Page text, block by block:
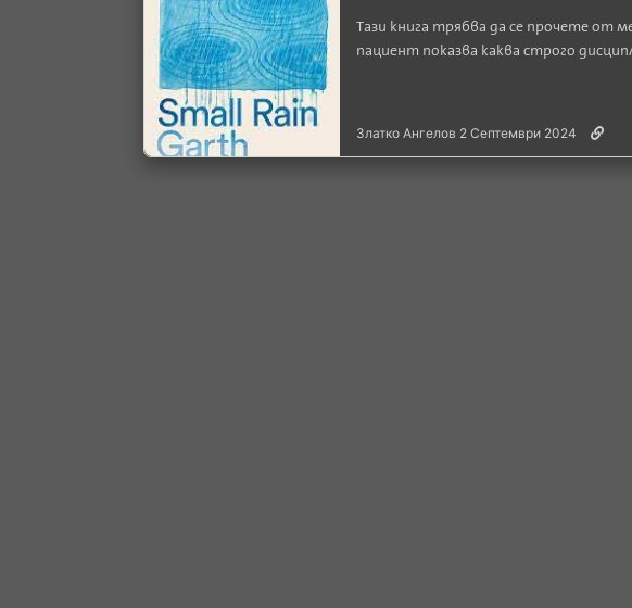
Тази книга трябва да се прочете от
пациент показва каква строго
Златко Ангелов 2 Септември 2024